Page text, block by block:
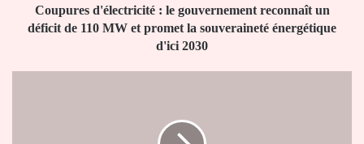
MW
Coupures d'électricité : le gouvernement reconnaît un
déficit de 110 MW et promet la souveraineté énergétique
d'ici 2030